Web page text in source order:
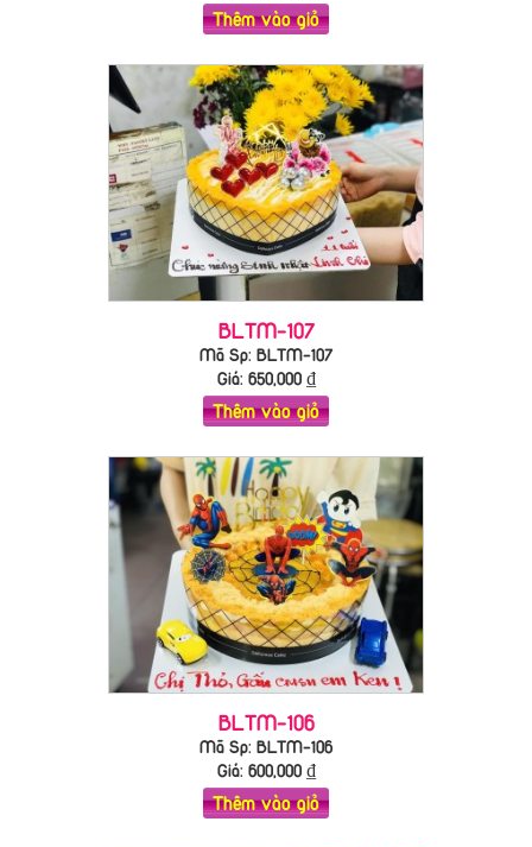
Thêm vào giỏ
BLTM-107
Mã Sp: BLTM-107
Giá: 650,000₫
Thêm vào giỏ
BLTM-106
Mã Sp: BLTM-106
Giá: 600,000₫
Thêm vào giỏ